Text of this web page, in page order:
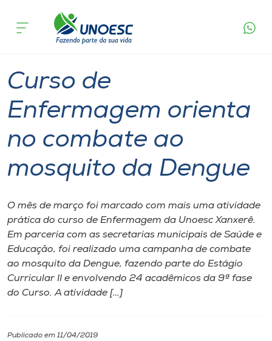
Cursos
Pesquisa
Atendimento ao Estudante
Portal de Ensino
A
Unoesc
Internacionalização
I.nova
Diplomados
acontece
Curso de
Enfermagem orienta
no combate ao
mosquito da Dengue
O mês de março foi marcado com mais uma atividade
prática do curso de Enfermagem da Unoesc Xanxerê.
Em parceria com as secretarias municipais de Saúde e
Educação, foi realizado uma campanha de combate
ao mosquito da Dengue, fazendo parte do Estágio
Curricular II e envolvendo 24 acadêmicos da 9ª fase
do Curso. A atividade […]
Publicado em 11/04/2019